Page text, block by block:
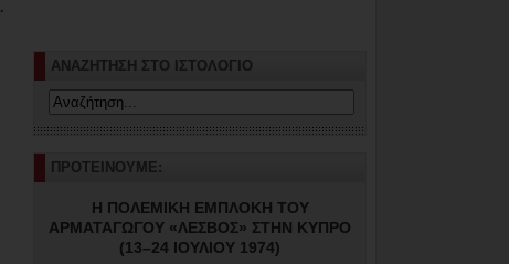
ΑΝΑΖΗΤΗΣΗ ΣΤΟ ΙΣΤΟΛΟΓΙΟ
ΠΡΟΤΕΙΝΟΥΜΕ:
Η ΠΟΛΕΜΙΚΗ ΕΜΠΛΟΚΗ ΤΟΥ
ΑΡΜΑΤΑΓΩΓΟΥ «ΛΕΣΒΟΣ» ΣΤΗΝ ΚΥΠΡΟ
(13–24 ΙΟΥΛΙΟΥ 1974)